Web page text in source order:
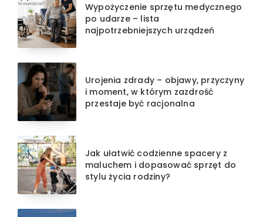
Wypożyczenie sprzętu medycznego
po udarze – lista
najpotrzebniejszych urządzeń
Urojenia zdrady – objawy, przyczyny
i moment, w którym zazdrość
przestaje być racjonalna
Jak ułatwić codzienne spacery z
maluchem i dopasować sprzęt do
stylu życia rodziny?